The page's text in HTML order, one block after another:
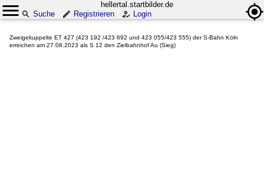
hellertal.startbilder.de
Suche
Registrieren Login
Zweigekuppelte ET 427 (423 192 /423 692 und 423 055/423 555) der S-Bahn Köln
erreichen am 27.08.2023 als S 12 den Zielbahnhof Au (Sieg)